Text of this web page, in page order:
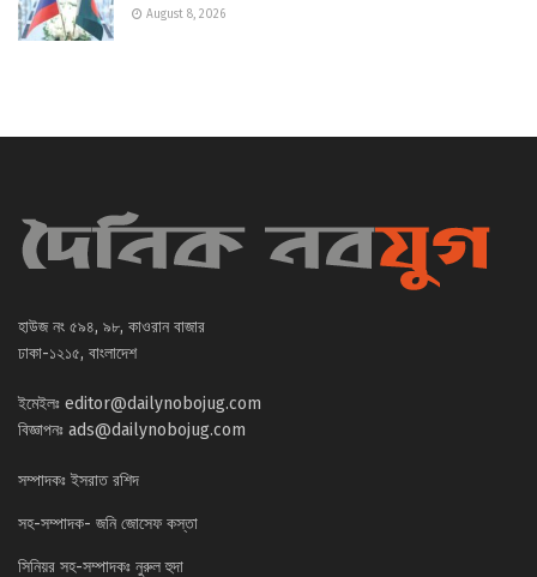
August 8, 2026
হাউজ নং ৫৯৪, ৯৮, কাওরান বাজার
ঢাকা-১২১৫, বাংলাদেশ
ইমেইলঃ editor@dailynobojug.com
বিজ্ঞাপনঃ ads@dailynobojug.com
সম্পাদকঃ ইসরাত রশিদ
সহ-সম্পাদক- জনি জোসেফ কস্তা
সিনিয়র সহ-সম্পাদকঃ নুরুল হুদা